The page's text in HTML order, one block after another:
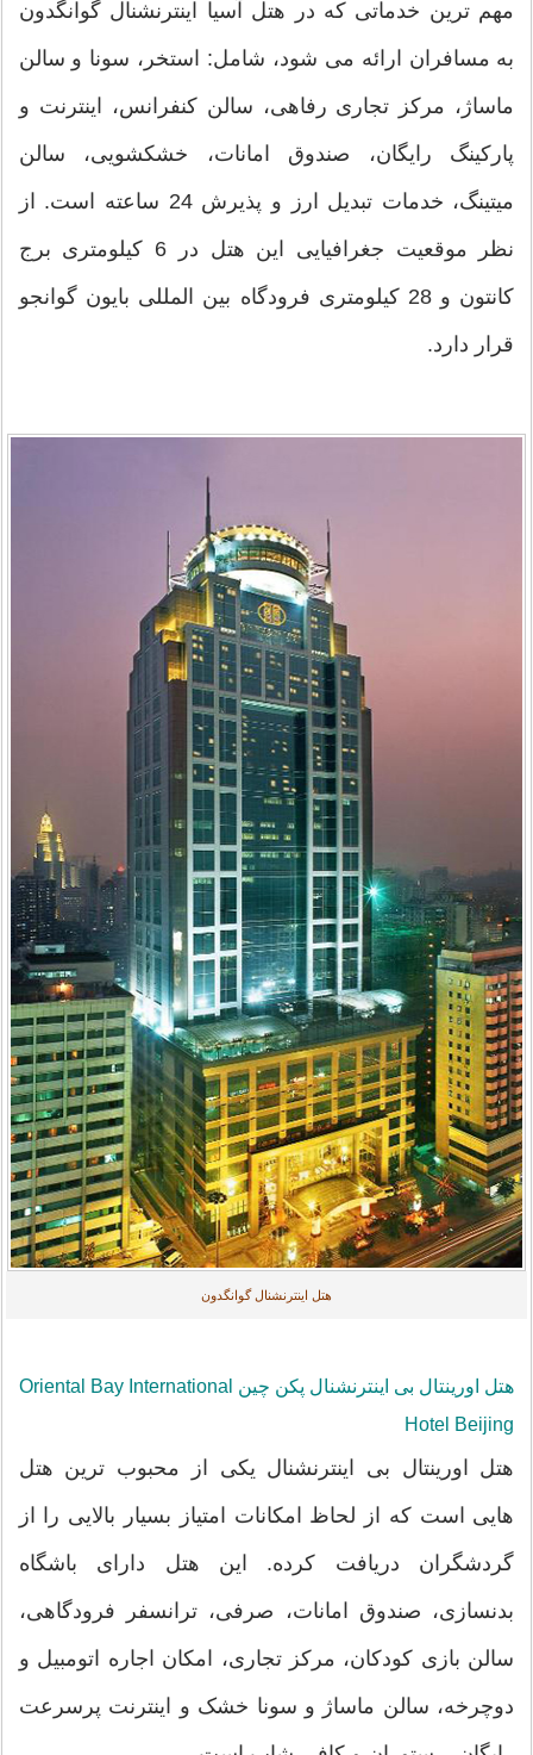
مهم ترین خدماتی که در هتل آسیا اینترنشنال گوانگدون
به مسافران ارائه می شود، شامل: استخر، سونا و سالن
ماساژ، مرکز تجاری رفاهی، سالن کنفرانس، اینترنت و
پارکینگ رایگان، صندوق امانات، خشکشویی، سالن
میتینگ، خدمات تبدیل ارز و پذیرش 24 ساعته است. از
نظر موقعیت جغرافیایی این هتل در 6 کیلومتری برج
کانتون و 28 کیلومتری فرودگاه بین المللی بایون گوانجو
قرار دارد.
هتل اینترنشنال گوانگدون
هتل اورینتال بی اینترنشنال پکن چین Oriental Bay International
Hotel Beijing
هتل اورینتال بی اینترنشنال یکی از محبوب ترین هتل
هایی است که از لحاظ امکانات امتیاز بسیار بالایی را از
گردشگران دریافت کرده. این هتل دارای باشگاه
بدنسازی، صندوق امانات، صرفی، ترانسفر فرودگاهی،
سالن بازی کودکان، مرکز تجاری، امکان اجاره اتومبیل و
دوچرخه، سالن ماساژ و سونا خشک و اینترنت پرسرعت